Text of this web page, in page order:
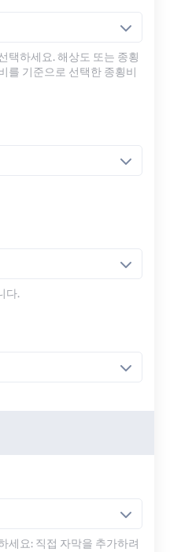
택하세요. 해상도 또는 종횡
를 기준으로 선택한 종횡비
다.
세요: 직접 자막을 추가하려